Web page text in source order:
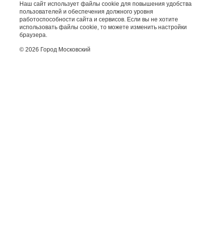
Наш сайт использует файлы cookie для повышения удобства
пользователей и обеспечения должного уровня
работоспособности сайта и сервисов. Если вы не хотите
использовать файлы cookie, то можете изменить настройки
браузера.
© 2026 Город Московский